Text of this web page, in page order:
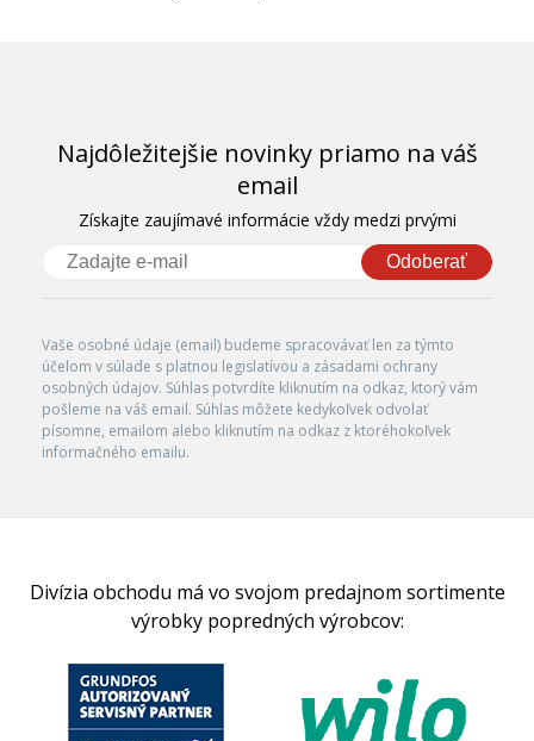
Najdôležitejšie novinky priamo na váš
email
Získajte zaujímavé informácie vždy medzi prvými
Odoberať
Vaše osobné údaje (email) budeme spracovávať len za týmto
účelom v súlade s platnou legislatívou a zásadami ochrany
osobných údajov. Súhlas potvrdíte kliknutím na odkaz, ktorý vám
pošleme na váš email. Súhlas môžete kedykoľvek odvolať
písomne, emailom alebo kliknutím na odkaz z ktoréhokoľvek
informačného emailu.
Divízia obchodu má vo svojom predajnom sortimente
výrobky popredných výrobcov: